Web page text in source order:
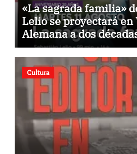
«La sagrada familia»
Lelio se proyectará
Alemana a dos
estreno
Cultura